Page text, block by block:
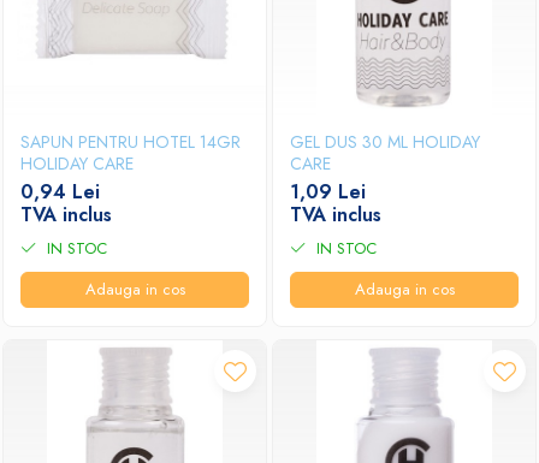
SAPUN PENTRU HOTEL 14GR
HOLIDAY CARE
0,94 Lei
TVA inclus
IN STOC
Adauga in cos
GEL DUS 30 ML HOLIDAY
CARE
1,09 Lei
TVA inclus
IN STOC
Adauga in cos